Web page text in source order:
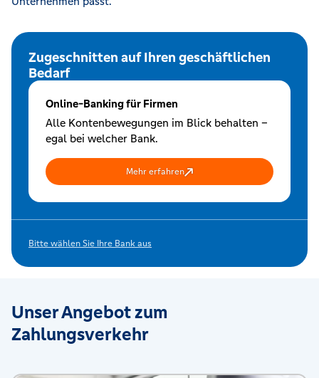
Zugeschnitten auf Ihren geschäftlichen
Bedarf
Online-Banking für Firmen
Alle Kontenbewegungen im Blick behalten –
egal bei welcher Bank.
Mehr erfahren
Bitte wählen Sie Ihre Bank aus
Unser Angebot zum
Zahlungsverkehr